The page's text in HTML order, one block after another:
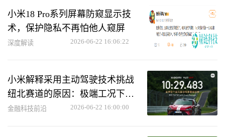
小米18 Pro系列屏幕防窥显示技
术，保护隐私不再怕他人窥屏
深度解读 2026-06-22 16:06:22
小米解释采用主动驾驶技术挑战
纽北赛道的原因：极端工况下助
力用户救车
金融科技前沿 2026-06-22 16:00:00